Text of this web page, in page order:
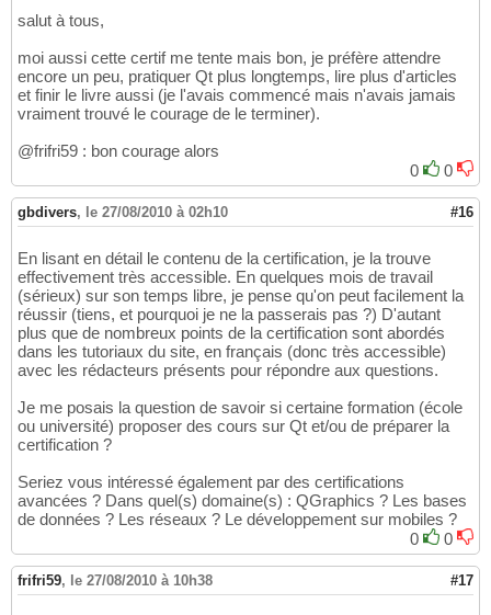
salut à tous,
moi aussi cette certif me tente mais bon, je préfère attendre
encore un peu, pratiquer Qt plus longtemps, lire plus d'articles
et finir le livre aussi (je l'avais commencé mais n'avais jamais
vraiment trouvé le courage de le terminer).
@frifri59 : bon courage alors
0
0
gbdivers, le 27/08/2010 à 02h10 #16
En lisant en détail le contenu de la certification, je la trouve
effectivement très accessible. En quelques mois de travail
(sérieux) sur son temps libre, je pense qu'on peut facilement la
réussir (tiens, et pourquoi je ne la passerais pas ?) D'autant
plus que de nombreux points de la certification sont abordés
dans les tutoriaux du site, en français (donc très accessible)
avec les rédacteurs présents pour répondre aux questions.
Je me posais la question de savoir si certaine formation (école
ou université) proposer des cours sur Qt et/ou de préparer la
certification ?
Seriez vous intéressé également par des certifications
avancées ? Dans quel(s) domaine(s) : QGraphics ? Les bases
de données ? Les réseaux ? Le développement sur mobiles ?
0
0
frifri59, le 27/08/2010 à 10h38 #17